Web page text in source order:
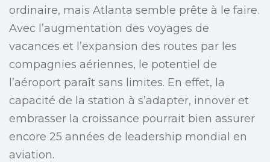
ordinaire, mais Atlanta semble prête à le faire.
Avec l’augmentation des voyages de
vacances et l’expansion des routes par les
compagnies aériennes, le potentiel de
l’aéroport paraît sans limites. En effet, la
capacité de la station à s’adapter, innover et
embrasser la croissance pourrait bien assurer
encore 25 années de leadership mondial en
aviation.